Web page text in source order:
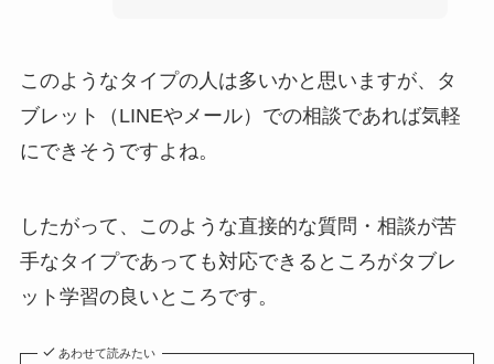
このようなタイプの人は多いかと思いますが、タ
ブレット（LINEやメール）での相談であれば気軽
にできそうですよね。
したがって、このような直接的な質問・相談が苦
手なタイプであっても対応できるところがタブレ
ット学習の良いところです。
あわせて読みたい